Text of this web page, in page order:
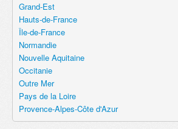
Grand-Est
Hauts-de-France
Île-de-France
Normandie
Nouvelle Aquitaine
Occitanie
Outre Mer
Pays de la Loire
Provence-Alpes-Côte d'Azur